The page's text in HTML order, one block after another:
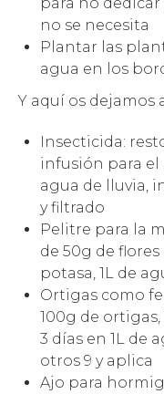
no se necesita
Plantar las
agua en los
Y aquí os dejamos
Insecticida:
infusión para el
agua de lluvia,
y filtrado
Pelitre para la
de 50g de
potasa, 1L de
Ortigas como
100g de ortigas,
3 días en 1L de
otros 9 y aplica
Ajo para